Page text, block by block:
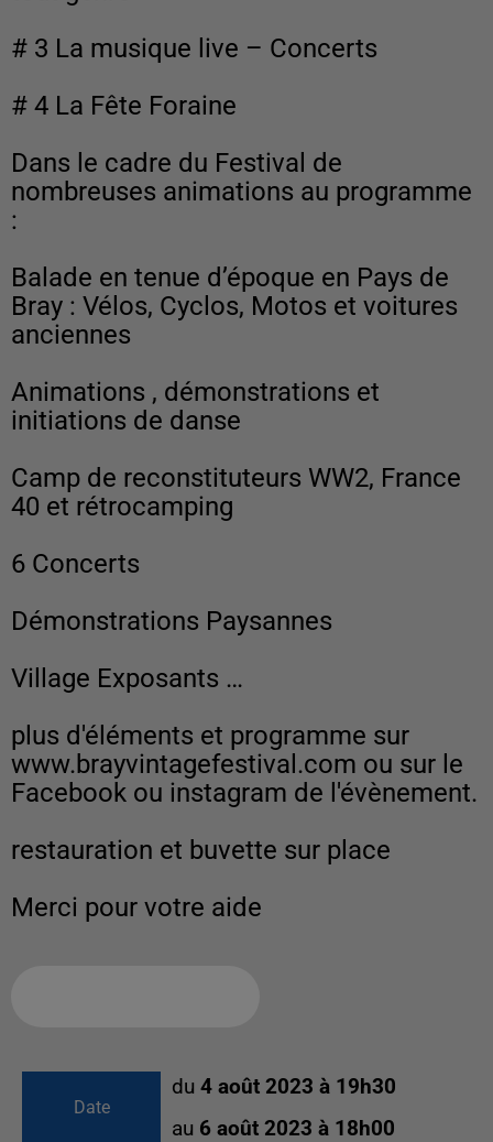
# 3 La musique live – Concerts
# 4 La Fête Foraine
Dans le cadre du Festival de
nombreuses animations au programme
:
Balade en tenue d’époque en Pays de
Bray : Vélos, Cyclos, Motos et voitures
anciennes
Animations , démonstrations et
initiations de danse
Camp de reconstituteurs WW2, France
40 et rétrocamping
6 Concerts
Démonstrations Paysannes
Village Exposants …
plus d'éléments et programme sur
www.brayvintagefestival.com ou sur le
Facebook ou instagram de l'évènement.
restauration et buvette sur place
Merci pour votre aide
Date
du 4 août 2023 à 19h30
au 6 août 2023 à 18h00